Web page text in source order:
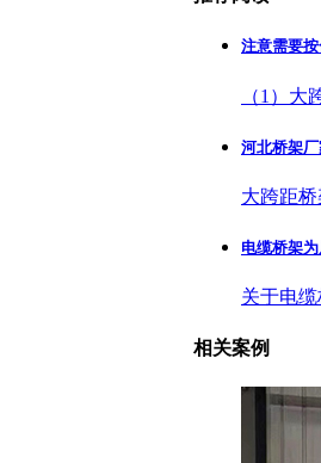
注意需要
（1）
河北桥架
大跨距
电缆桥架
关于电
相关案例